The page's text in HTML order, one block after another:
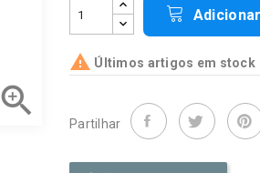

 Últimos artigos em stock
Partilhar